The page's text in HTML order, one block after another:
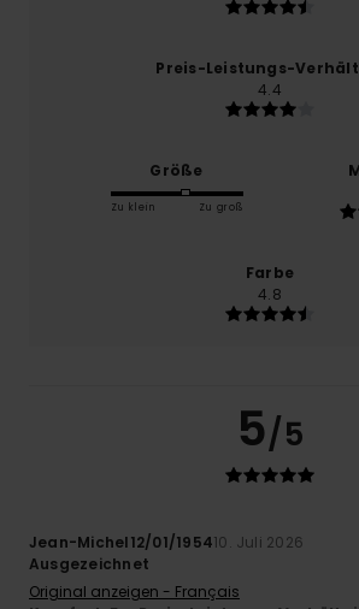
Preis-Leistungs-
4.4
Größe
Zu klein Zu groß
Farbe
4.8
5/5
Jean-Michel12/01/195410. Juli 2026
Ausgezeichnet
Original anzeigen - Français